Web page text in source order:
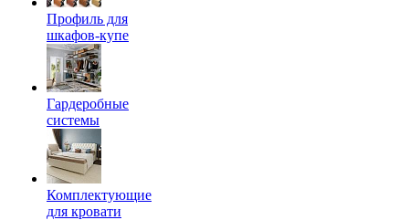
Профиль для
шкафов-купе
Гардеробные
системы
Комплектующие
для кровати